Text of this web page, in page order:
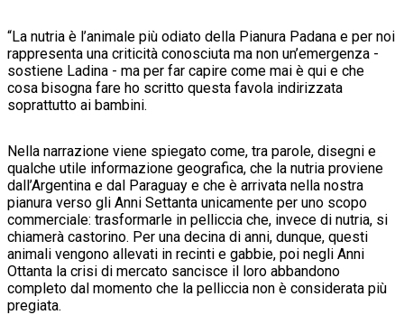
“La nutria è l’animale più odiato della Pianura Padana e per noi
rappresenta una criticità conosciuta ma non un’emergenza -
sostiene Ladina - ma per far capire come mai è qui e che
cosa bisogna fare ho scritto questa favola indirizzata
soprattutto ai bambini.
Nella narrazione viene spiegato come, tra parole, disegni e
qualche utile informazione geografica, che la nutria proviene
dall’Argentina e dal Paraguay e che è arrivata nella nostra
pianura verso gli Anni Settanta unicamente per uno scopo
commerciale: trasformarle in pelliccia che, invece di nutria, si
chiamerà castorino. Per una decina di anni, dunque, questi
animali vengono allevati in recinti e gabbie, poi negli Anni
Ottanta la crisi di mercato sancisce il loro abbandono
completo dal momento che la pelliccia non è considerata più
pregiata.